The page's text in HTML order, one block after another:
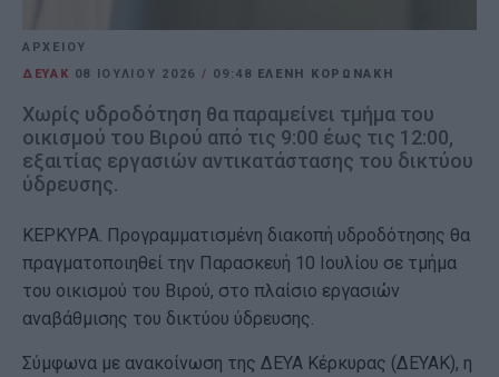
ΑΡΧΕΙΟΥ
ΔΕΥΑΚ 08 ΙΟΥΛΊΟΥ 2026 / 09:48 ΕΛΕΝΗ ΚΟΡΩΝΑΚΗ
Χωρίς υδροδότηση θα παραμείνει τμήμα του
οικισμού του Βιρού από τις 9:00 έως τις 12:00,
εξαιτίας εργασιών αντικατάστασης του δικτύου
ύδρευσης.
ΚΕΡΚΥΡΑ. Προγραμματισμένη διακοπή υδροδότησης θα
πραγματοποιηθεί την Παρασκευή 10 Ιουλίου σε τμήμα
του οικισμού του Βιρού, στο πλαίσιο εργασιών
αναβάθμισης του δικτύου ύδρευσης.
Σύμφωνα με ανακοίνωση της ΔΕΥΑ Κέρκυρας (ΔΕΥΑΚ), η